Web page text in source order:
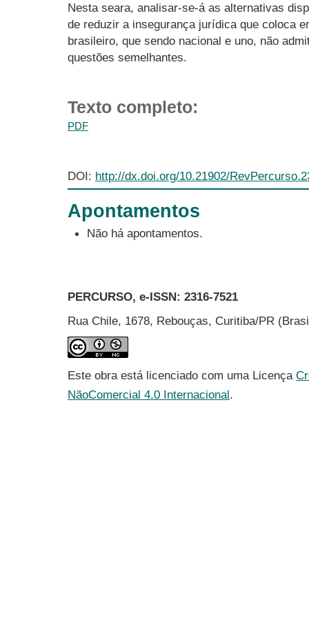
Nesta seara, analisar-se-á as alternativas
de reduzir a insegurança jurídica que coloca
brasileiro, que sendo nacional e uno, não
questões semelhantes.
Texto completo:
PDF
DOI: http://dx.doi.org/10.21902/
Apontamentos
Não há apontamentos.
PERCURSO, e-ISSN: 2316-7521
Rua Chile, 1678, Rebouças, Curitiba/PR
Este obra está licenciado com uma Licença
NãoComercial 4.0 Internacional.